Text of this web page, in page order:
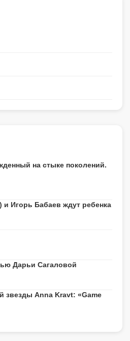
на стыке поколений.
и Игорь Бабаев ждут ребенка
Дарьи Сагаловой
звезды Anna Kravt: «Game